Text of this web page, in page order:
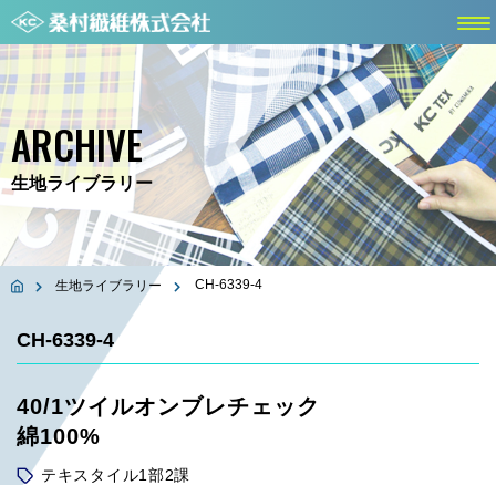
ARCHIVE
生地ライブラリー
生地ライブラリー CH-6339-4
CH-6339-4
40/1ツイルオンブレチェック
綿100%
テキスタイル1部2課